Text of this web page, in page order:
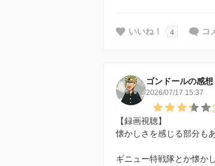
いいね！ 4 コ
ゴンドールの感
2026/07/17 15:37
【録画視聴】
懐かしさを感じる部分も
ギニュー特戦隊とか懐か